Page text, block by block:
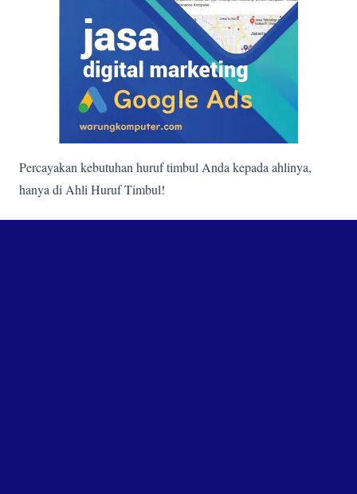
Percayakan kebutuhan huruf timbul Anda kepada ahlinya,
hanya di Ahli Huruf Timbul!